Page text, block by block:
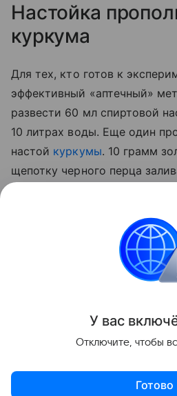
Настойка
куркума
Для тех, кто готов к
эффективный «аптечный»
развести 60 мл спиртовой
10 литрах воды. Еще один
настой куркумы. 10 грамм
щепотку черного перца
опрыскивают стебли, а
У вас включ
Отключите, чтобы
Готово